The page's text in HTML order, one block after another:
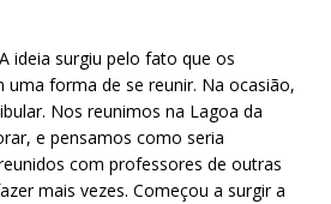
A ideia surgiu pelo fato que os
forma de se reunir. Na ocasião,
Nos reunimos na Lagoa da
e pensamos como seria
com professores de outras
mais vezes. Começou a surgir a